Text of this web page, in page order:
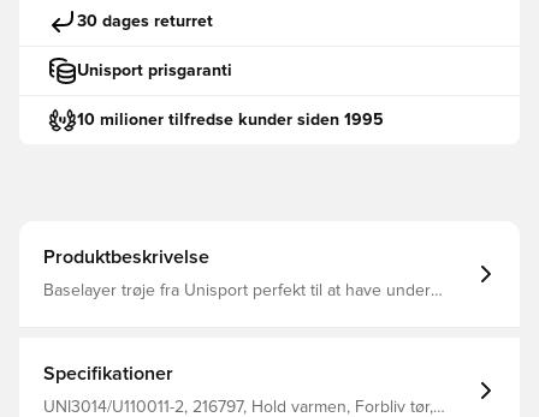
30 dages returret
Unisport prisgaranti
10 milioner tilfredse kunder siden 1995
Produktbeskrivelse
Baselayer trøje fra Unisport perfekt til at have under
design for maksimal komfort Fremstillet i 92% polyester
og 8% elastan.
Specifikationer
UNI3014/U110011-2, 216797, Hold varmen, Forbliv tør,